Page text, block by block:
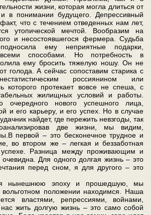
жизни, которая могла длиться от
в понимании будущего. Депрессивный
что с течением отведенных нам лет,
утопической мечтой. Вообразим на
и несостоявшегося фермера. Судьба
ему неприятные подарки,
способами. Но потребность в
ему бросить тяжелую ношу. Он не
голода. А сейчас сопоставим старика с
россиянином или
которого протекает вовсе не спеша, с
жилищных условий и работы.
очередного нового успешного лица,
и его карьеру, и его успех. Но в случае
найдет, где пережить невзгоды, так
две жизни, мы видим,
первой – это бесконечное трудное и
во втором же – легкая и беззаботная
Разница между проживающим и
Для одного долгая жизнь – это
перед сном, я для другого – это
нынешнюю эпоху и прошедшую, мы
положении находимся. Наша
властями, репрессиями, войнами,
жить долгую жизнь – это само собой